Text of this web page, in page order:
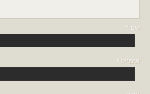
שם *
אימייל *